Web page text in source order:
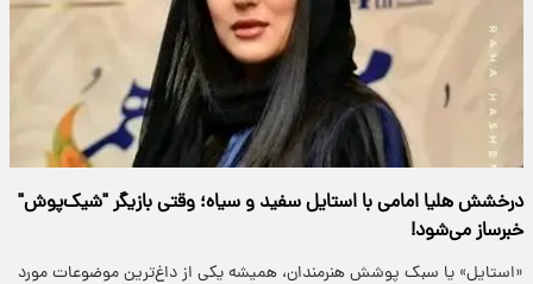
درخشش هلیا امامی با استایل سفید و سیاه؛ وقتی بازیگر "شیک‌پوش"
خبرساز می‌شود!
«استایل» یا سبک پوشش هنرمندان، همیشه یکی از داغ‌ترین موضوعات مورد